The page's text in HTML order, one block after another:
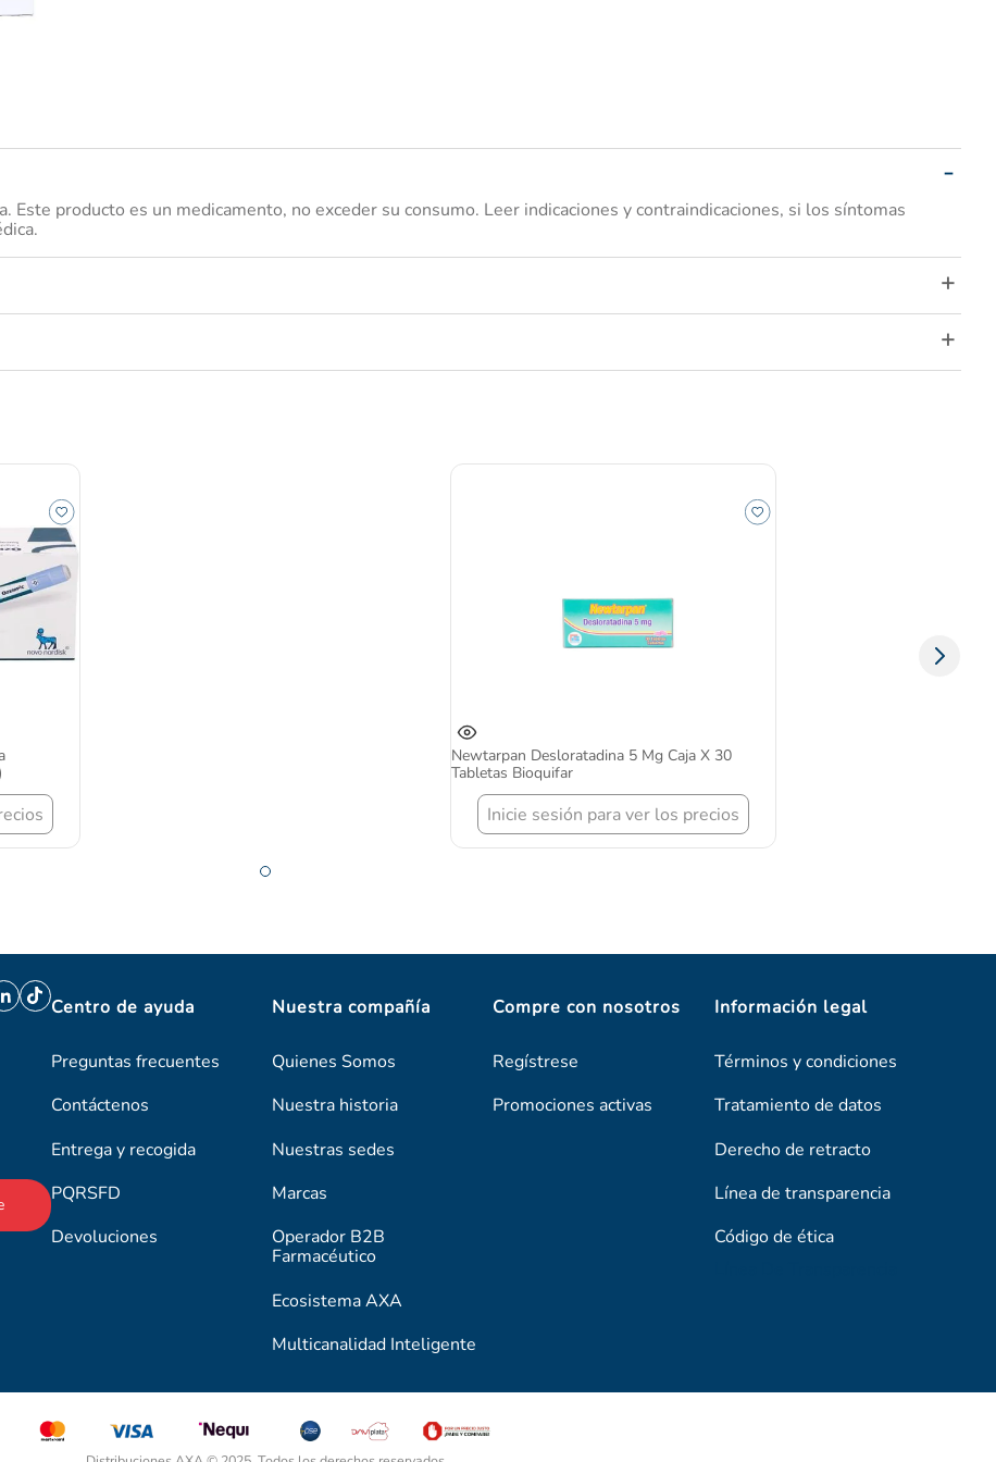
Este producto es un medicamento, no exceder su consumo. Leer indicaciones y contraindicaciones, si los síntomas
Newtarpan Desloratadina 5 Mg Caja X 30
Tabletas Bioquifar
Inicie sesión para ver los precios
Centro de ayuda
Preguntas frecuentes
Contáctenos
Entrega y recogida
PQRSFD
Devoluciones
Nuestra compañía
Quienes Somos
Nuestra historia
Nuestras sedes
Marcas
Operador B2B
Farmacéutico
Ecosistema AXA
Multicanalidad Inteligente
Compre con nosotros
Regístrese
Promociones activas
Información legal
Términos y condiciones
Tratamiento de datos
Derecho de retracto
Línea de transparencia
Código de ética
10.